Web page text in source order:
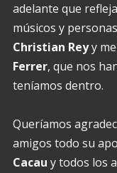
adelante que
músicos y
Christian Reyy
Ferrer, que nos
teníamos dentro.
Queríamos
amigos todo su
Cacau y todos los